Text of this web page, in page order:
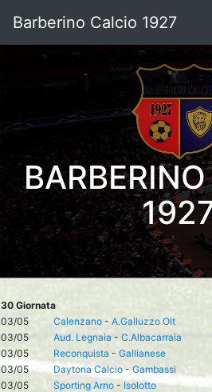
Barberino Calcio 1927
30 Giornata
03/05
Calenzano - A.Galluzzo Olt
03/05
Aud. Legnaia - C.Albacarraia
03/05
Reconquista - Gallianese
03/05
Daytona Calcio-Gambassi
03/05
Sporting Arno - Isolotto